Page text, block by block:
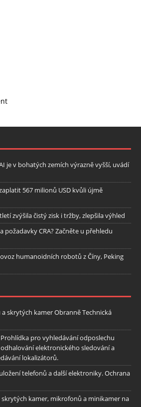
je v bohatých zemích výrazně vyšší, uvádí
567 milionů USD kvůli újmě
zvýšila čistý zisk i tržby, zlepšila výhled
požadavky CRA? Začněte u přehledu
humanoidních robotů z Číny, Peking
skrytých kamer Obranně Technická
pro vyhledávání odposlechu
elektronického sledování a
lokalizátorů.
telefonů a další elektroniky. Ochrana
kamer, mikrofonů a minikamer na